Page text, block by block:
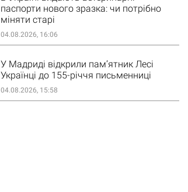
паспорти нового зразка: чи потрібно
міняти старі
04.08.2026, 16:06
У Мадриді відкрили пам’ятник Лесі
Українці до 155-річчя письменниці
04.08.2026, 15:58